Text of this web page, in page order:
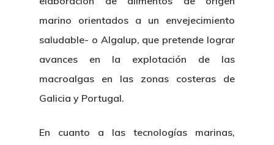
marino orientados a un envejecimiento
saludable- o Algalup, que pretende lograr
avances en la explotación de las
macroalgas en las zonas costeras de
Galicia y Portugal.
En cuanto a las tecnologías marinas,